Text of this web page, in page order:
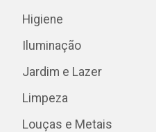
Higiene
Iluminação
Jardim e Lazer
Limpeza
Louças e Metais